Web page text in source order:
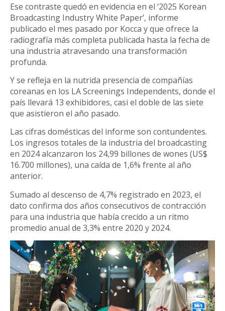
Ese contraste quedó en evidencia en el ‘2025 Korean
Broadcasting Industry White Paper’, informe
publicado el mes pasado por Kocca y que ofrece la
radiografía más completa publicada hasta la fecha de
una industria atravesando una transformación
profunda.
Y se refleja en la nutrida presencia de compañías
coreanas en los LA Screenings Independents, donde el
país llevará 13 exhibidores, casi el doble de las siete
que asistieron el año pasado.
Las cifras domésticas del informe son contundentes.
Los ingresos totales de la industria del broadcasting
en 2024 alcanzaron los 24,99 billones de wones (US$
16.700 millones), una caída de 1,6% frente al año
anterior.
Sumado al descenso de 4,7% registrado en 2023, el
dato confirma dos años consecutivos de contracción
para una industria que había crecido a un ritmo
promedio anual de 3,3% entre 2020 y 2024.